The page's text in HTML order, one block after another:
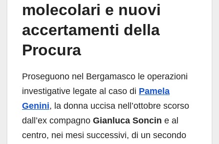
molecolari e nuovi
accertamenti della
Procura
Proseguono nel Bergamasco le operazioni
investigative legate al caso di Pamela
Genini, la donna uccisa nell’ottobre scorso
dall’ex compagno Gianluca Soncin e al
centro, nei mesi successivi, di un secondo